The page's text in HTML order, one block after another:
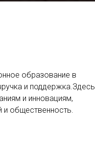
образование в
и поддержка.Здесь
и инновациям,
и общественность.